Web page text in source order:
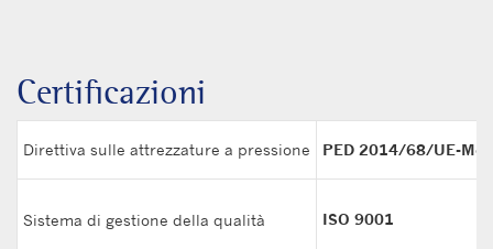
Certificazioni
Direttiva sulle attrezzature a pressione PED 2014/68/UE-
Sistema di gestione della qualità ISO 9001